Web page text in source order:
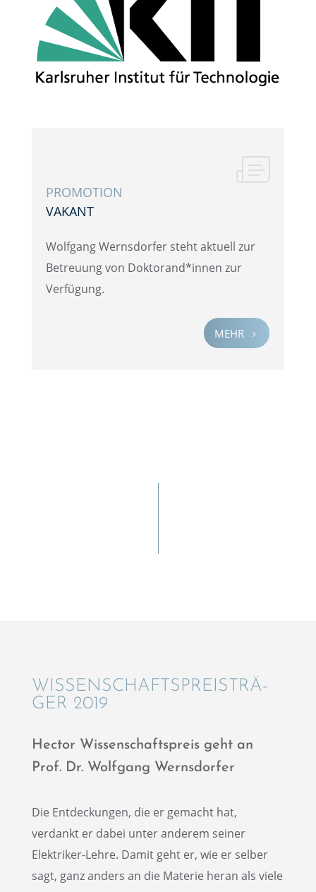
PROMO­TION
VAKANT
Wolfgang Werns­dor­fer steht aktuell zur
Betreu­ung von Doktorand*innen zur
Verfügung.
MEHR 5
WISSEN­SCHAFTS­PREIS­TRÄ­
GER 2019
Hector Wissen­schafts­preis geht an
Prof. Dr. Wolfgang Wernsdorfer
Die Entde­ckun­gen, die er gemacht hat,
verdankt er dabei unter anderem seiner
Elektri­ker-Lehre. Damit geht er, wie er selber
sagt, ganz anders an die Materie heran als viele